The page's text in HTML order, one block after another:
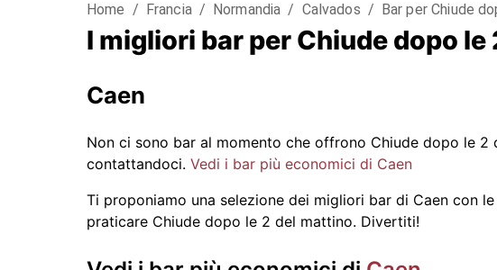
Home / Francia / Normandia / Calvados / Bar per Chiude
I migliori bar per Chiude dopo
Caen
Non ci sono bar al momento che offrono Chiude dopo le
contattandoci. Vedi i bar più economici di Caen
Ti proponiamo una selezione dei migliori bar di Caen con
praticare Chiude dopo le 2 del mattino. Divertiti!